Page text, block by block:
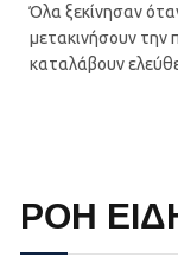
Όλα ξεκίνησαν
μετακινήσουν την
καταλάβουν
ΡΟΗ